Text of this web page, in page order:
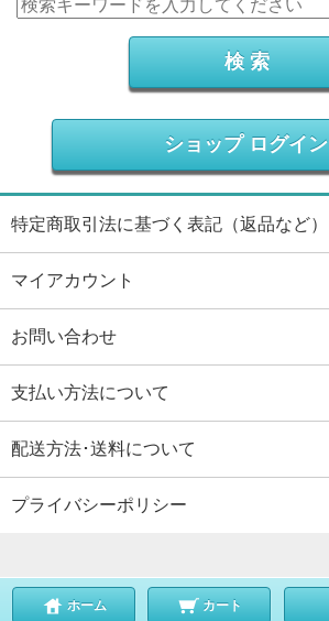
ショップ ログイン
特定商取引法に基づく表記（返品など）
マイアカウント
お問い合わせ
支払い方法について
配送方法･送料について
プライバシーポリシー
ホーム カート